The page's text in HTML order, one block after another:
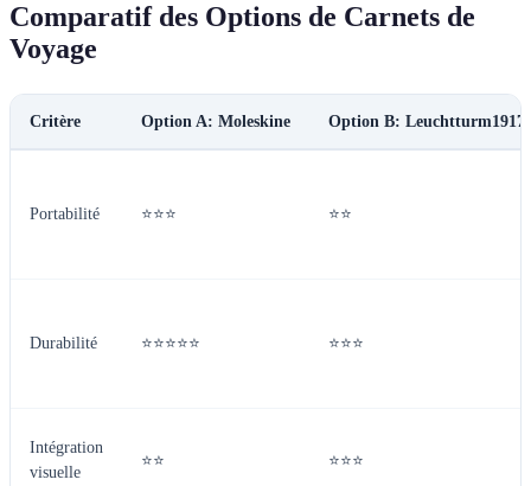
Comparatif des Options de Carnets de
Voyage
Critère Option A: Moleskine Option B: Leuchtturm1917
Portabilité ⭐⭐⭐ ⭐⭐
Durabilité ⭐⭐⭐⭐⭐ ⭐⭐⭐
Intégration
visuelle
⭐⭐ ⭐⭐⭐